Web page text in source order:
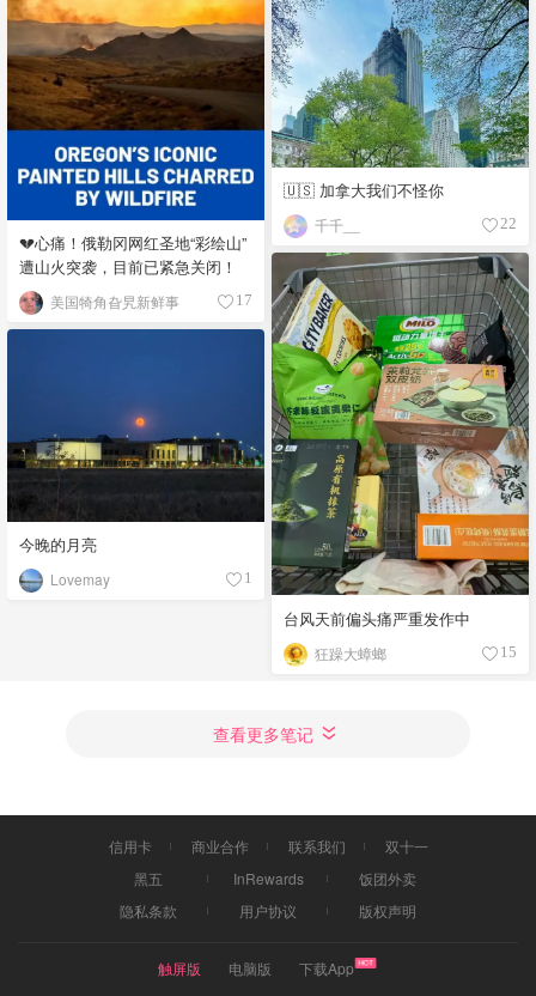
🇺🇸 加拿大我们不怪你
千千__ 22
💔心痛！俄勒冈网红圣地“彩绘山”
遭山火突袭，目前已紧急关闭！
美国犄角旮旯新鲜事 17
台风天前偏头痛严重发作中
狂躁大蟑螂 15
今晚的月亮
Lovemay 1
查看更多笔记
信用卡 商业合作 联系我们
双十一
黑五
InRewards
饭团外卖
隐私条款
用户协议 版权声明
触屏版 电脑版
下载App